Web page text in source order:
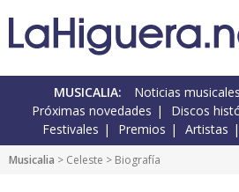
MUSICALIA: Noticias musicales
Próximas novedades
Discos
Festivales
Premios Artistas
Musicalia > Celeste > Biografía